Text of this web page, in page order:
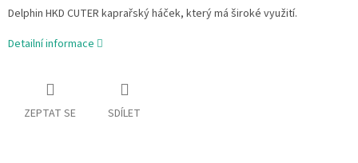
Delphin HKD CUTER kaprařský háček, který má široké využití.
Detailní informace
ZEPTAT SE SDÍLET